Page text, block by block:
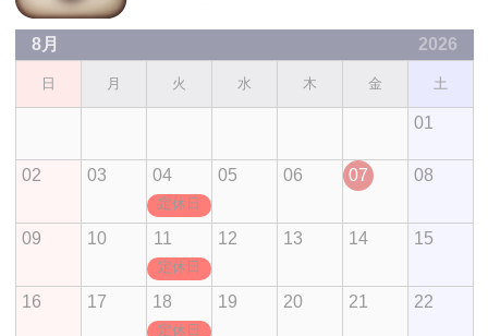
8月 2026
日 月 火 水 木 金 土
01
02 03 04
定休日
05 06 07 08
09 10 11
定休日
12 13 14 15
16 17 18
定休日
19 20 21 22